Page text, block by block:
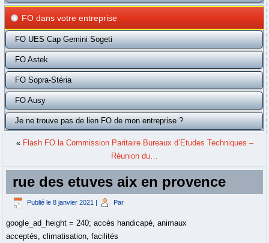
FO dans votre entreprise
FO UES Cap Gemini Sogeti
FO Astek
FO Sopra-Stéria
FO Ausy
Je ne trouve pas de lien FO de mon entreprise ?
« Flash FO la Commission Paritaire Bureaux d’Etudes Techniques –
Réunion du…
rue des etuves aix en provence
Publié le 8 janvier 2021 Par
google_ad_height = 240; accès handicapé, animaux
acceptés, climatisation, facilités